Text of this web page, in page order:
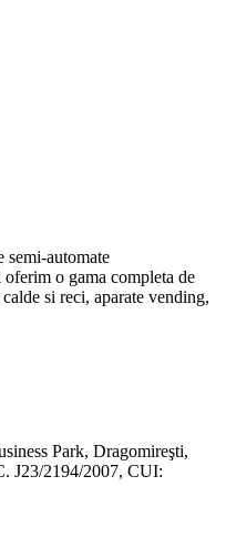
o gama completa de
si reci, aparate vending,
Park, Dragomireşti,
J23/2194/2007, CUI: